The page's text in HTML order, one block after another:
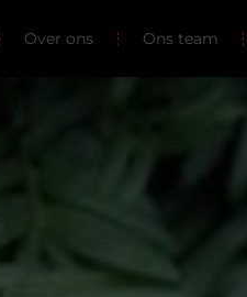
Over ons Ons team